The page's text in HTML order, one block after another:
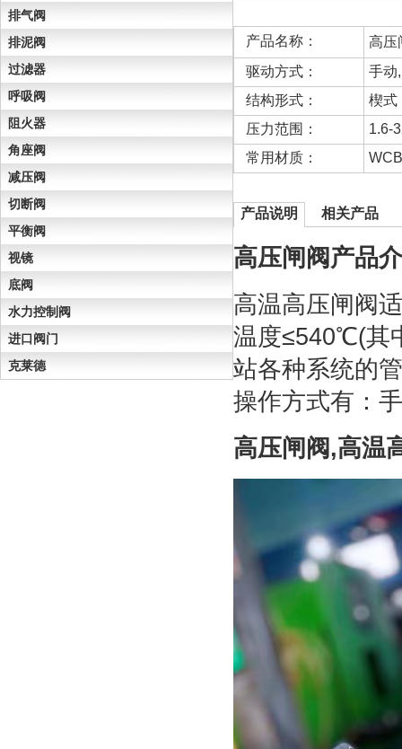
排气阀
排泥阀
过滤器
呼吸阀
阻火器
角座阀
减压阀
切断阀
平衡阀
视镜
底阀
水力控制阀
进口阀门
克莱德
产品名称：
高压
驱动方式：
手动
结构形式：
楔式
压力范围：
1.6-
常用材质：
产品说明 相关产品
高压闸阀产品
高温高压闸阀
温度≤540℃(其
站各种系统的
操作方式有：
高压闸阀,高温